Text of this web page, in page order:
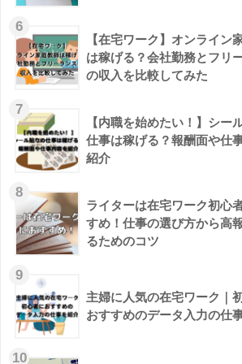
6
【在宅ワーク】オンライン
は稼げる？会社勤務とフリ
の収入を比較してみた
7
【内職を始めたい！】シー
仕事は稼げる？報酬面や仕
紹介
8
ライターは在宅ワーク初心
すめ！仕事の選び方から高
るためのコツ
9
主婦に人気の在宅ワーク｜
おすすめのデータ入力の仕
10